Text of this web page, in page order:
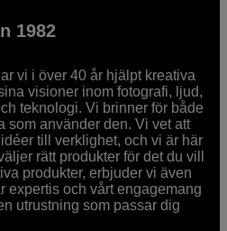
1982
vi i över 40 år hjälpt kreativa
visioner inom fotografi, ljud,
teknologi. Vi brinner för både
som använder den. Vi vet att
till verklighet, och vi är här
rätt produkter för det du vill
produkter, erbjuder vi även
expertis och vårt engagemang
utrustning som passar dig